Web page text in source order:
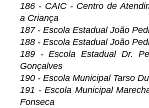
186 - CAIC - Centro de
a Criança
187 - Escola Estadual João
188 - Escola Estadual João
189 - Escola Estadual Dr.
Gonçalves
190 - Escola Municipal Tarso
191 - Escola Municipal
Fonseca